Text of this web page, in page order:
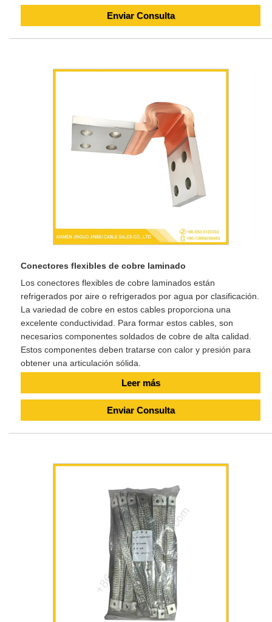
Enviar Consulta
Conectores flexibles de cobre laminado
Los conectores flexibles de cobre laminados están
refrigerados por aire o refrigerados por agua por clasificación.
La variedad de cobre en estos cables proporciona una
excelente conductividad. Para formar estos cables, son
necesarios componentes soldados de cobre de alta calidad.
Estos componentes deben tratarse con calor y presión para
obtener una articulación sólida.
Leer más
Enviar Consulta